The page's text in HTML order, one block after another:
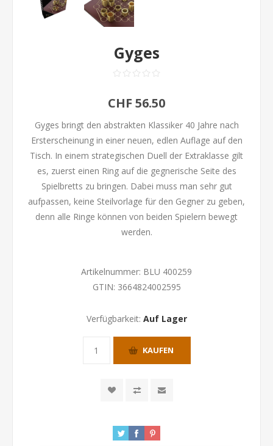
Gyges
CHF 56.50
Gyges bringt den abstrakten Klassiker 40 Jahre nach
Ersterscheinung in einer neuen, edlen Auflage auf den
Tisch. In einem strategischen Duell der Extraklasse gilt
es, zuerst einen Ring auf die gegnerische Seite des
Spielbretts zu bringen. Dabei muss man sehr gut
aufpassen, keine Steilvorlage für den Gegner zu geben,
denn alle Ringe können von beiden Spielern bewegt
werden.
Artikelnummer: BLU 400259
GTIN: 3664824002595
Verfügbarkeit: Auf Lager
KAUFEN